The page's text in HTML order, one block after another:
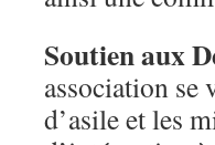
Soutien aux
association se
d’asile et les